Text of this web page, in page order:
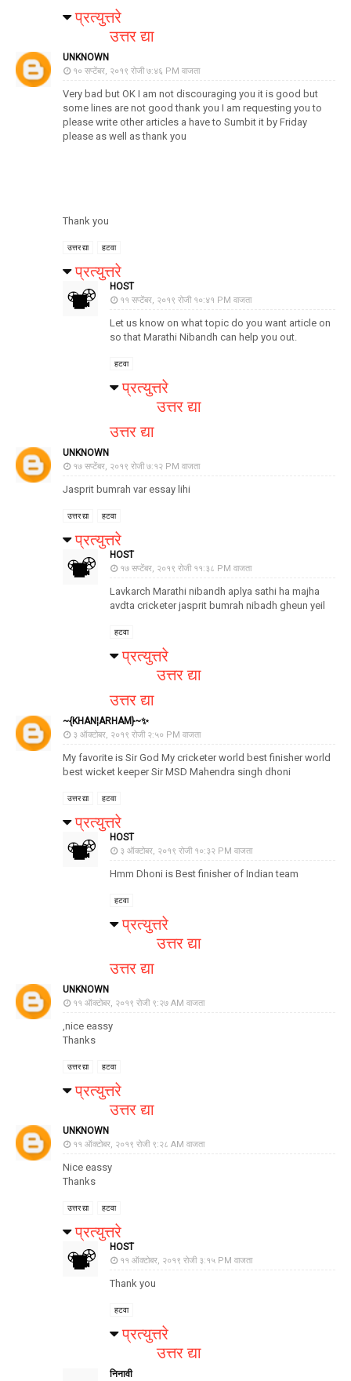
प्रत्युत्तरे
उत्तर द्या
UNKNOWN
१० सप्टेंबर, २०१९ रोजी ७:४६ PM वाजता
Very bad but OK I am not discouraging you it is good but
some lines are not good thank you I am requesting you to
please write other articles a have to Sumbit it by Friday
please as well as thank you
Thank you
उत्तर द्या हटवा
प्रत्युत्तरे
HOST
११ सप्टेंबर, २०१९ रोजी १०:४१ PM वाजता
Let us know on what topic do you want article on
so that Marathi Nibandh can help you out.
हटवा
प्रत्युत्तरे
उत्तर द्या
उत्तर द्या
UNKNOWN
१७ सप्टेंबर, २०१९ रोजी ७:१२ PM वाजता
Jasprit bumrah var essay lihi
उत्तर द्या हटवा
प्रत्युत्तरे
HOST
१७ सप्टेंबर, २०१९ रोजी ११:३८ PM वाजता
Lavkarch Marathi nibandh aplya sathi ha majha
avdta cricketer jasprit bumrah nibadh gheun yeil
हटवा
प्रत्युत्तरे
उत्तर द्या
उत्तर द्या
~{KHAN¦ARHAM}~✨
३ ऑक्टोबर, २०१९ रोजी २:५० PM वाजता
My favorite is Sir God My cricketer world best finisher world
best wicket keeper Sir MSD Mahendra singh dhoni
उत्तर द्या हटवा
प्रत्युत्तरे
HOST
३ ऑक्टोबर, २०१९ रोजी १०:३२ PM वाजता
Hmm Dhoni is Best finisher of Indian team
हटवा
प्रत्युत्तरे
उत्तर द्या
उत्तर द्या
UNKNOWN
११ ऑक्टोबर, २०१९ रोजी ९:२७ AM वाजता
,nice eassy
Thanks
उत्तर द्या हटवा
प्रत्युत्तरे
उत्तर द्या
UNKNOWN
११ ऑक्टोबर, २०१९ रोजी ९:२८ AM वाजता
Nice eassy
Thanks
उत्तर द्या हटवा
प्रत्युत्तरे
HOST
११ ऑक्टोबर, २०१९ रोजी ३:१५ PM वाजता
Thank you
हटवा
प्रत्युत्तरे
उत्तर द्या
निनावी